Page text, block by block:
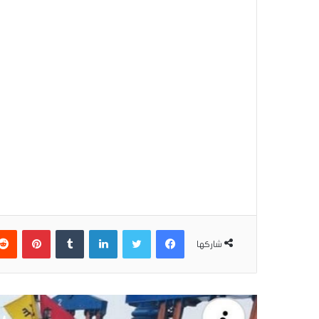
شاركها
فيسبوكتويتر لينكدإن